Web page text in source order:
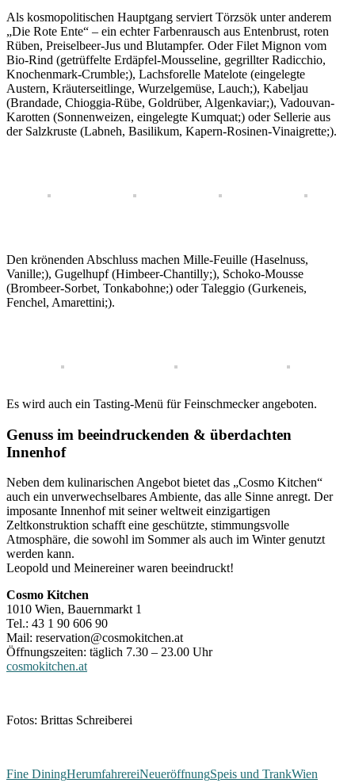
Als kosmopolitischen Hauptgang serviert Törzsök unter anderem
„Die Rote Ente“ – ein echter Farbenrausch aus Entenbrust, roten
Rüben, Preiselbeer-Jus und Blutampfer. Oder Filet Mignon vom
Bio-Rind (getrüffelte Erdäpfel-Mousseline, gegrillter Radicchio,
Knochenmark-Crumble;), Lachsforelle Matelote (eingelegte
Austern, Kräuterseitlinge, Wurzelgemüse, Lauch;), Kabeljau
(Brandade, Chioggia-Rübe, Goldrüber, Algenkaviar;), Vadouvan-
Karotten (Sonnenweizen, eingelegte Kumquat;) oder Sellerie aus
der Salzkruste (Labneh, Basilikum, Kapern-Rosinen-Vinaigrette;).
Den krönenden Abschluss machen Mille-Feuille (Haselnuss,
Vanille;), Gugelhupf (Himbeer-Chantilly;), Schoko-Mousse
(Brombeer-Sorbet, Tonkabohne;) oder Taleggio (Gurkeneis,
Fenchel, Amarettini;).
Es wird auch ein Tasting-Menü für Feinschmecker angeboten.
Genuss im beeindruckenden & überdachten
Innenhof
Neben dem kulinarischen Angebot bietet das „Cosmo Kitchen“
auch ein unverwechselbares Ambiente, das alle Sinne anregt. Der
imposante Innenhof mit seiner weltweit einzigartigen
Zeltkonstruktion schafft eine geschützte, stimmungsvolle
Atmosphäre, die sowohl im Sommer als auch im Winter genutzt
werden kann.
Leopold und Meinereiner waren beeindruckt!
Cosmo Kitchen
1010 Wien, Bauernmarkt 1
Tel.: 43 1 90 606 90
Mail: reservation@cosmokitchen.at
Öffnungszeiten: täglich 7.30 – 23.00 Uhr
cosmokitchen.at
Fotos: Brittas Schreiberei
Fine DiningHerumfahrereiNeueröffnungSpeis und TrankWien